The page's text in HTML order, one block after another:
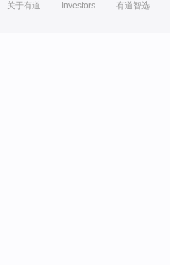
关于有道 Investors 有道智选